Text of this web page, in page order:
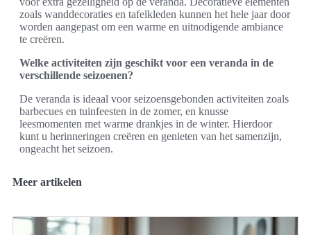
zoals wanddecoraties en tafelkleden kunnen het hele jaar door
worden aangepast om een warme en uitnodigende ambiance
te creëren.
Welke activiteiten zijn geschikt voor een veranda in de
verschillende seizoenen?
De veranda is ideaal voor seizoensgebonden activiteiten zoals
barbecues en tuinfeesten in de zomer, en knusse
leesmomenten met warme drankjes in de winter. Hierdoor
kunt u herinneringen creëren en genieten van het samenzijn,
ongeacht het seizoen.
Meer artikelen